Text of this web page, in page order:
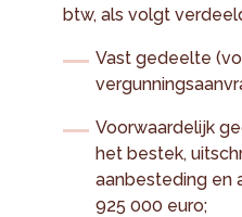
btw, als volgt
Vast gedeelte
Voorwaardelijk
het bestek,
aanbesteding en
925 000 euro;